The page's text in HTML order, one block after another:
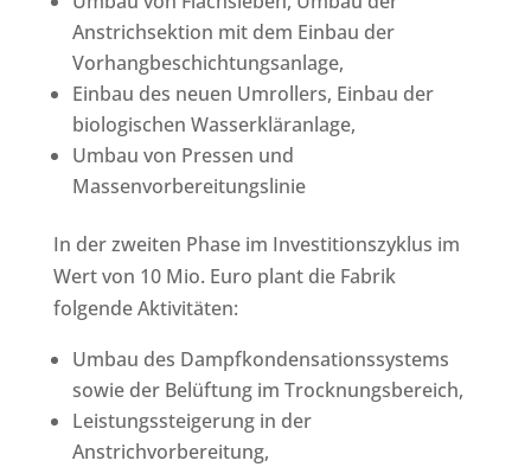
Anstrichsektion mit dem Einbau der
Vorhangbeschichtungsanlage,
Einbau des neuen Umrollers, Einbau der
biologischen Wasserkläranlage,
Umbau von Pressen und
Massenvorbereitungslinie
In der zweiten Phase im Investitionszyklus im
Wert von 10 Mio. Euro plant die Fabrik
folgende Aktivitäten:
Umbau des Dampfkondensationssystems
sowie der Belüftung im Trocknungsbereich,
Leistungssteigerung in der
Anstrichvorbereitung,